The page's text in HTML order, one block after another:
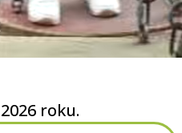
roku.